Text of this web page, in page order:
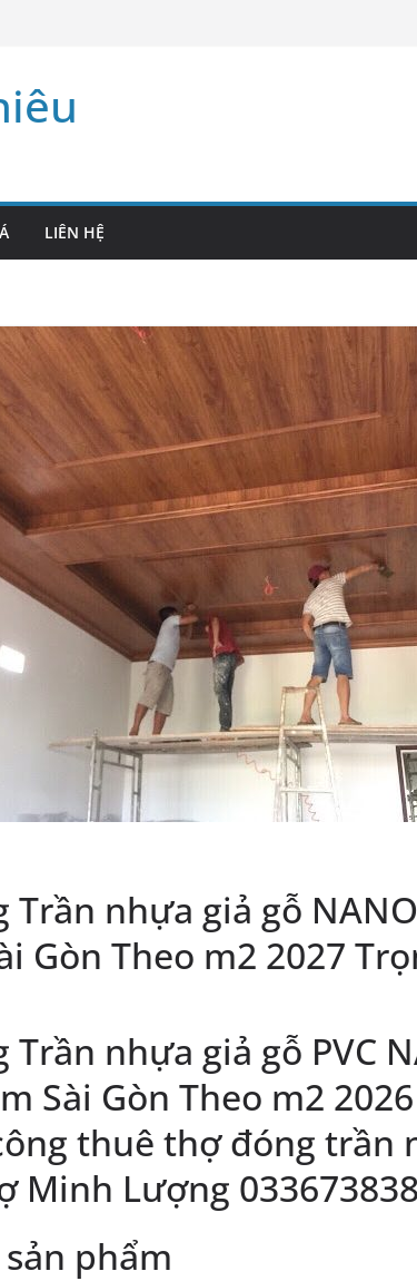
LIÊN HỆ
Trần nhựa giả gỗ
Gòn Theo m2 2027
Trần nhựa giả gỗ PVC
Sài Gòn Theo m2
thuê thợ đóng trần
Minh Lượng
phẩm